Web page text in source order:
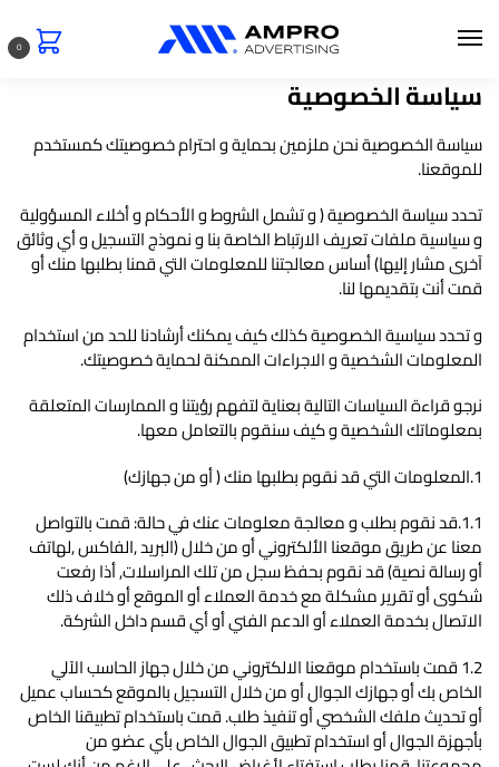
0
سياسة الخصوصية
سياسة الخصوصية نحن ملزمين بحماية و احترام خصوصيتك كمستخدم
للموقعنا.
تحدد سياسة الخصوصية ( و تشمل الشروط و الأحكام و أخلاء المسؤولية
و سياسية ملفات تعريف الارتباط الخاصة بنا و نموذج التسجيل و أي وثائق
آخرى مشار إليها) أساس معالجتنا للمعلومات التي قمنا بطلبها منك أو
قمت أنت بتقديمها لنا.
و تحدد سياسية الخصوصية كذلك كيف يمكنك أرشادنا للحد من استخدام
المعلومات الشخصية و الاجراءات الممكنة لحماية خصوصيتك.
نرجو قراءة السياسات التالية بعناية لتفهم رؤيتنا و الممارسات المتعلقة
بمعلوماتك الشخصية و كيف سنقوم بالتعامل معها.
1.المعلومات التي قد نقوم بطلبها منك ( أو من جهازك)
1.1.قد نقوم بطلب و معالجة معلومات عنك في حالة: قمت بالتواصل
معنا عن طريق موقعنا الألكتروني أو من خلال (البريد ,الفاكس ,لهاتف
أو رسالة نصية) قد نقوم بحفظ سجل من تلك المراسلات, أذا رفعت
شكوى أو تقرير مشكلة مع خدمة العملاء أو الموقع أو خلاف ذلك
الاتصال بخدمة العملاء أو الدعم الفني أو أي قسم داخل الشركة. ‌
1.2 قمت باستخدام موقعنا الالكتروني من خلال جهاز الحاسب الآلي
الخاص بك أو جهازك الجوال أو من خلال التسجيل بالموقع كحساب عميل
أو تحديث ملفك الشخصي أو تنفيذ طلب. قمت باستخدام تطبيقنا الخاص
بأجهزة الجوال أو استخدام تطبيق الجوال الخاص بأي عضو من